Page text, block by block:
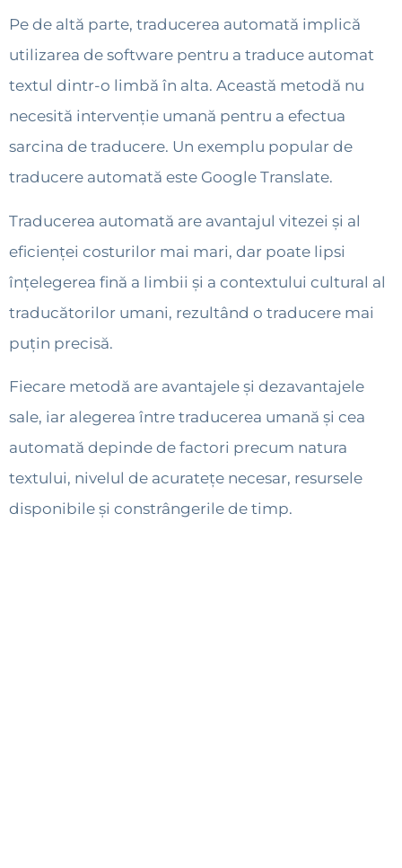
Pe de altă parte, traducerea automată implică
utilizarea de software pentru a traduce automat
textul dintr-o limbă în alta. Această metodă nu
necesită intervenție umană pentru a efectua
sarcina de traducere. Un exemplu popular de
traducere automată este Google Translate.
Traducerea automată are avantajul vitezei și al
eficienței costurilor mai mari, dar poate lipsi
înțelegerea fină a limbii și a contextului cultural al
traducătorilor umani, rezultând o traducere mai
puțin precisă.
Fiecare metodă are avantajele și dezavantajele
sale, iar alegerea între traducerea umană și cea
automată depinde de factori precum natura
textului, nivelul de acuratețe necesar, resursele
disponibile și constrângerile de timp.